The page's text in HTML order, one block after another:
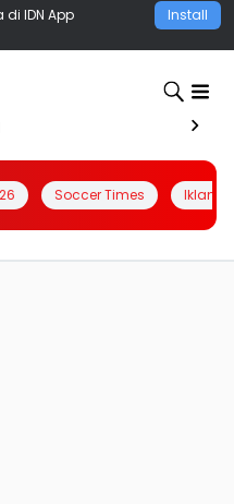
IDN App Install
Soccer Times Iklanin